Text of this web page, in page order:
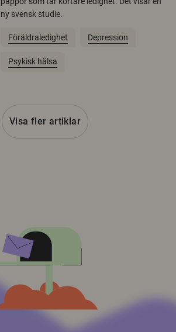
ny svensk studie.
Föräldraledighet Depression
Psykisk hälsa
Visa fler artiklar